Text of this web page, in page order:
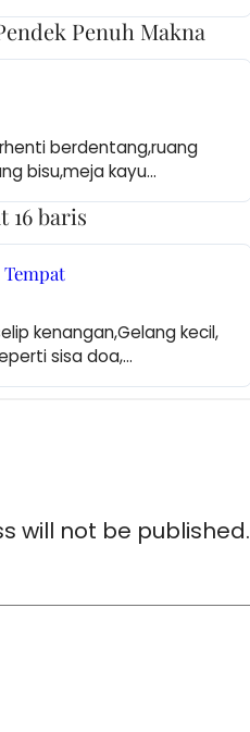
Penuh Makna
berdentang,ruang
bisu,meja kayu…
16 baris
kenangan,Gelang kecil,
sisa doa,…
will not be published.